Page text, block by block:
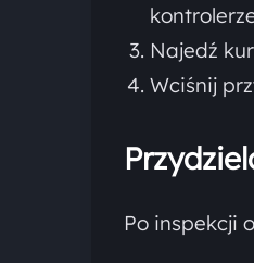
Najedź
Wciśnij
Po inspekcji